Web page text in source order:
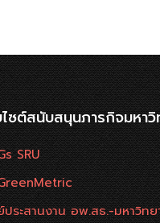
ไซต์สนับสนุนภารกิจมหา
SRU
ระสานงาน อพ.สธ.-มหาวิทย